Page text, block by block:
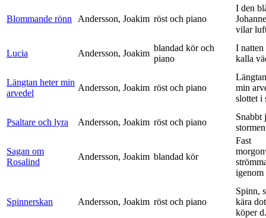
Blommande rönn Andersson, Joakim röst och piano
I den
vilar
Lucia Andersson, Joakim
blandad kör och
piano
I natten
kalla
Längtan heter min
arvedel
Andersson, Joakim röst och piano
min
slottet i
Psaltare och lyra Andersson, Joakim röst och piano
Snabbt
Sagan om
Rosalind
Andersson, Joakim blandad kör
Fast
igenom
Spinnerskan Andersson, Joakim röst och piano
Spinn,
kära
köper